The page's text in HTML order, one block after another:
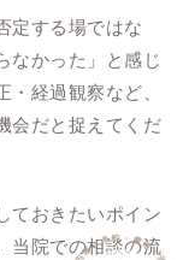
定する場ではな
なかった」と感じ
経過観察など、
会だと捉えてくだ
ておきたいポイン
当院での相談の流